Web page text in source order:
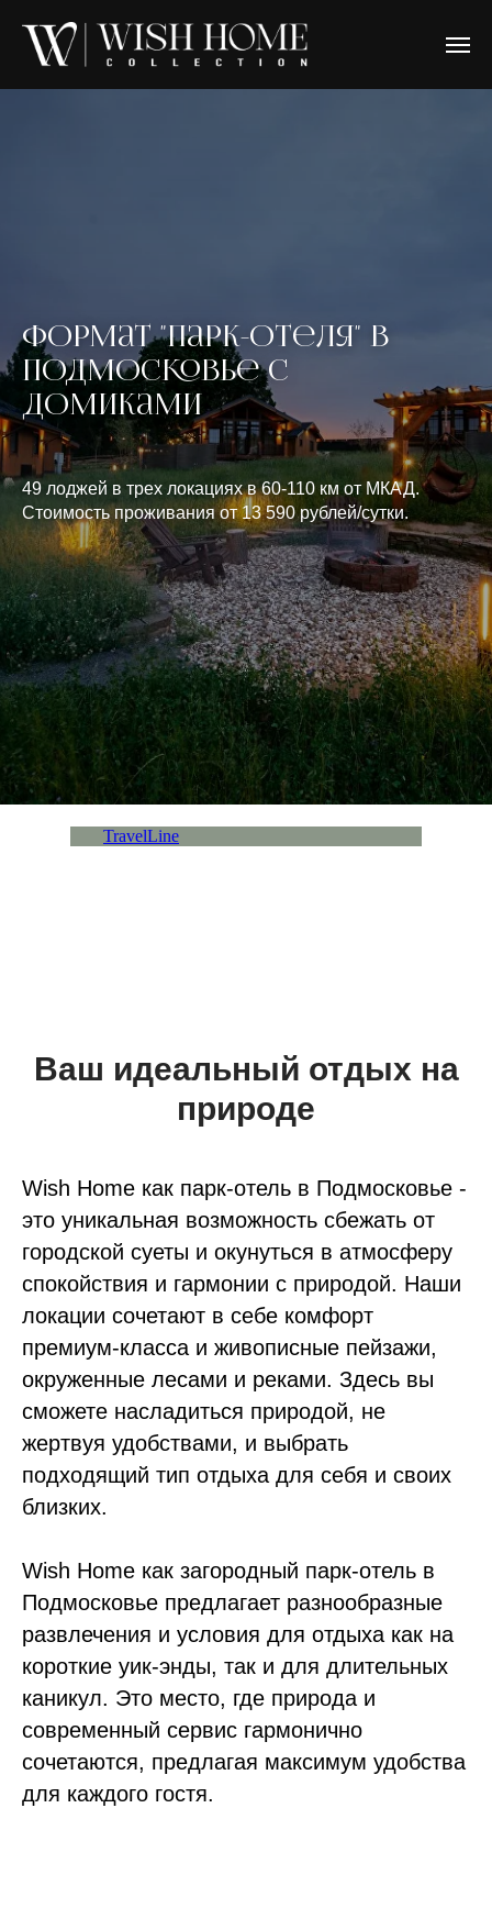
Формат "Парк-отеля" в
Подмосковье с
домиками
49 лоджей в трех локациях в 60-110 км от МКАД.
Стоимость проживания от 13 590 рублей/сутки.
TravelLine
Ваш идеальный отдых на
природе
Wish Home как парк-отель в Подмосковье -
это уникальная возможность сбежать от
городской суеты и окунуться в атмосферу
спокойствия и гармонии с природой. Наши
локации сочетают в себе комфорт
премиум-класса и живописные пейзажи,
окруженные лесами и реками. Здесь вы
сможете насладиться природой, не
жертвуя удобствами, и выбрать
подходящий тип отдыха для себя и своих
близких.
Wish Home как загородный парк-отель в
Подмосковье предлагает разнообразные
развлечения и условия для отдыха как на
короткие уик-энды, так и для длительных
каникул. Это место, где природа и
современный сервис гармонично
сочетаются, предлагая максимум удобства
для каждого гостя.